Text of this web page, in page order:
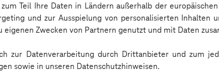
Teil Ihre Daten in Ländern außerhalb der
und zur Ausspielung von personalisierten Inhalten
Zwecken von Partnern genutzt und mit Daten
zur Datenverarbeitung durch Drittanbieter und zum
sowie in unseren Datenschutzhinweisen.
Sichere